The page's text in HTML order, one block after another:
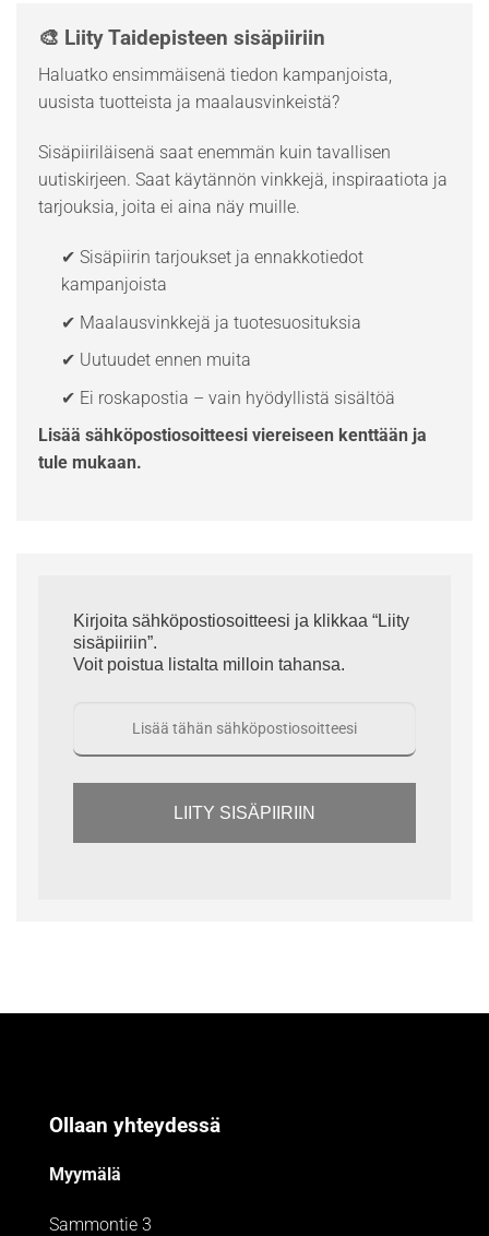
🎨 Liity Taidepisteen sisäpiiriin
Haluatko ensimmäisenä tiedon kampanjoista,
uusista tuotteista ja maalausvinkeistä?
Sisäpiiriläisenä saat enemmän kuin tavallisen
uutiskirjeen. Saat käytännön vinkkejä, inspiraatiota ja
tarjouksia, joita ei aina näy muille.
✔ Sisäpiirin tarjoukset ja ennakkotiedot
kampanjoista
✔ Maalausvinkkejä ja tuotesuosituksia
✔ Uutuudet ennen muita
✔ Ei roskapostia – vain hyödyllistä sisältöä
Lisää sähköpostiosoitteesi viereiseen kenttään ja
tule mukaan.
Kirjoita sähköpostiosoitteesi ja klikkaa “Liity
sisäpiiriin”.
Voit poistua listalta milloin tahansa.
LIITY SISÄPIIRIIN
Ollaan yhteydessä
Myymälä
Sammontie 3